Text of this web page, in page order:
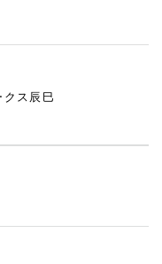
ス辰巳